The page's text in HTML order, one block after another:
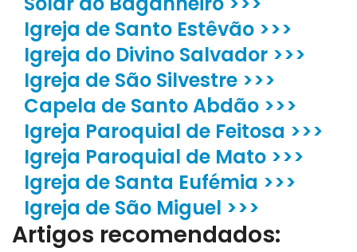
Igreja de Santo Estêvão >>>
Igreja do Divino Salvador >>>
Igreja de São Silvestre >>>
Capela de Santo Abdão >>>
Igreja Paroquial de Feitosa >>>
Igreja Paroquial de Mato >>>
Igreja de Santa Eufémia >>>
Igreja de São Miguel >>>
Artigos recomendados: